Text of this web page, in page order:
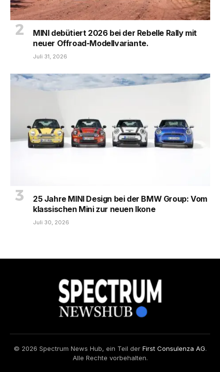
MINI debütiert 2026 bei der Rebelle Rally mit
neuer Offroad-Modellvariante.
Juli 31, 2026
25 Jahre MINI Design bei der BMW Group: Vom
klassischen Mini zur neuen Ikone
Juli 30, 2026
© 2026 Spectrum News Hub, ein Teil der First Consulenza AG.
Alle Rechte vorbehalten.